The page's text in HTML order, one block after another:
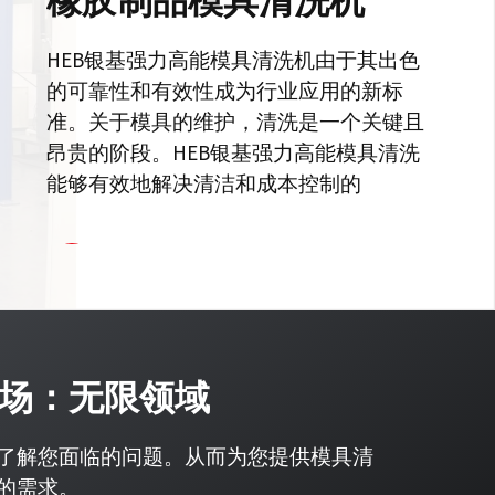
HEB银基强力高能模具清洗机由于其出色
的可靠性和有效性成为行业应用的新标
准。关于模具的维护，清洗是一个关键且
昂贵的阶段。HEB银基强力高能模具清洗
能够有效地解决清洁和成本控制的
：无限领域
解您面临的问题。从而为您提供模具清
需求。